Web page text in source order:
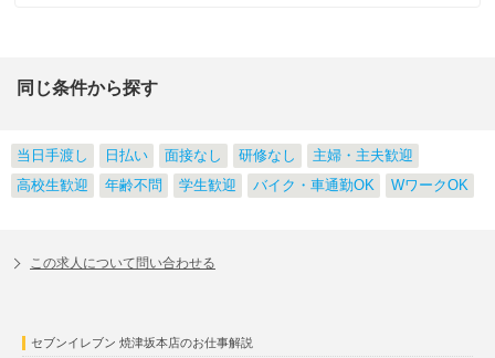
同じ条件から探す
当日手渡し 日払い 面接なし 研修なし
主婦・主夫歓迎
高校生歓迎
年齢不問 学生歓迎 バイク・車通勤OK WワークOK
この求人について問い合わせる
セブンイレブン 焼津坂本店のお仕事解説